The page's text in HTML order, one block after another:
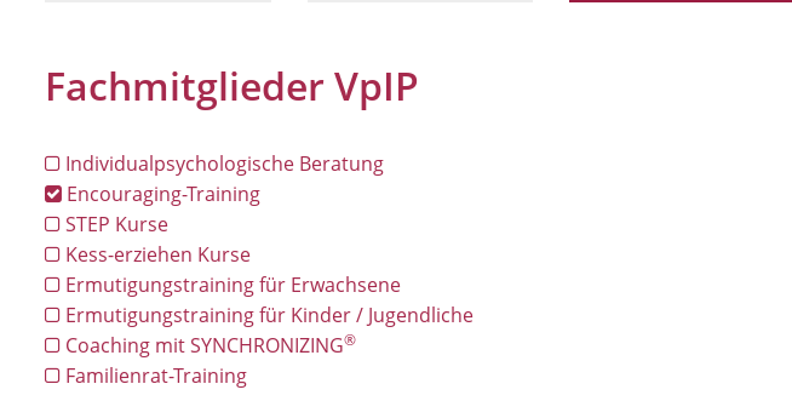
Fachmitglieder VpIP
Individualpsychologische Beratung
Encouraging-Training
STEP Kurse
Kess-erziehen Kurse
Ermutigungstraining für Erwachsene
Ermutigungstraining für Kinder / Jugendliche
Coaching mit SYNCHRONIZING®
Familienrat-Training